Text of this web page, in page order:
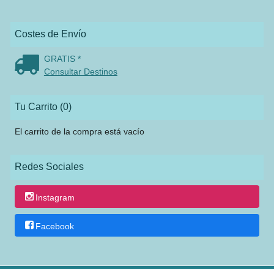
Costes de Envío
GRATIS *
Consultar Destinos
Tu Carrito (0)
El carrito de la compra está vacío
Redes Sociales
Instagram
Facebook